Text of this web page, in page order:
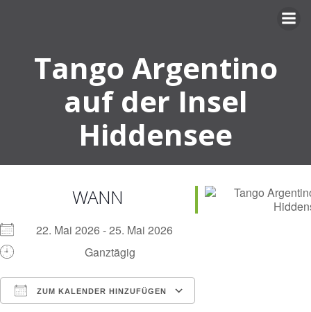
Tango Argentino
auf der Insel
Hiddensee
WANN
22. Mai 2026 - 25. Mai 2026
Ganztägig
ZUM KALENDER HINZUFÜGEN